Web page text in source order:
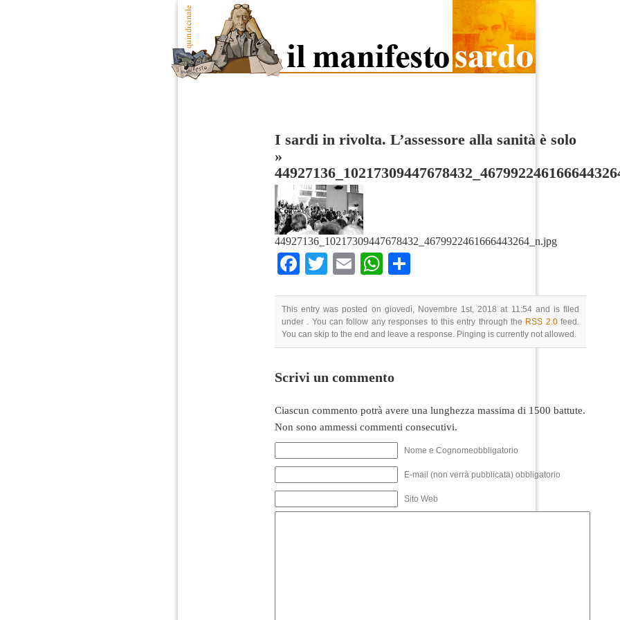
I sardi in rivolta. L’assessore alla sanità è solo
»
44927136_10217309447678432_4679922461666443264_n.jpg
Facebook
TwitterEmailWhatsApp
This entry was posted on giovedì, Novembre 1st, 2018 at 11:54 and is filed
under . You can follow any responses to this entry through the RSS 2.0feed.
You can skip to the end and leave a response. Pinging is currently not allowed.
Scrivi un commento
Ciascun commento potrà avere una lunghezza massima di 1500 battute.
Non sono ammessi commenti consecutivi.
Nome e Cognomeobbligatorio
E-mail (non verrà pubblicata) obbligatorio
Sito Web